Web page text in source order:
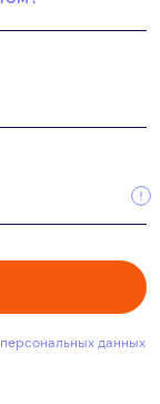
персональных данных